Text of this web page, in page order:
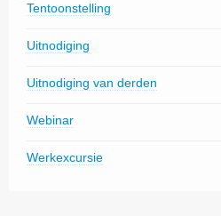
Tentoonstelling
Uitnodiging
Uitnodiging van derden
Webinar
Werkexcursie